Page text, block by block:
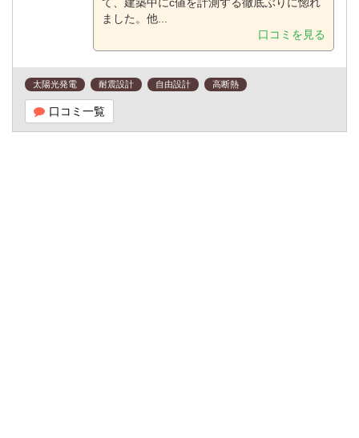
ました。他...
口コミを見る
太陽光発電 耐震設計 自由設計 高断熱
口コミ一覧